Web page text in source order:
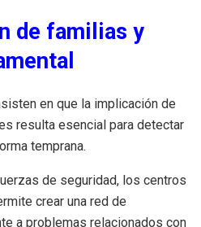
de familias y
en que la implicación de
resulta esencial para detectar
temprana.
de seguridad, los centros
crear una red de
a problemas relacionados con